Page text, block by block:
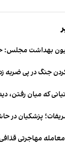
حذف ارز دارو می‌تواند ۱۴۰۶ را
کردن جنگ در پی ضربه
که میان رفتن،
پزشکیان در
مهاجرتی قذافی